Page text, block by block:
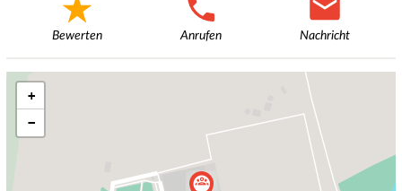
Bewerten Anrufen Nachricht
+
−